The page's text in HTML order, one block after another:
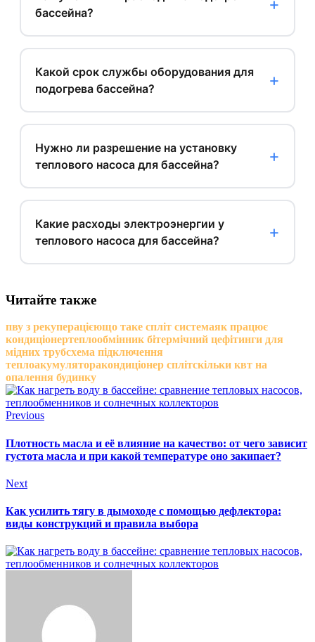
бассейна?
Какой срок службы оборудования для
подогрева бассейна?
Нужно ли разрешение на установку
теплового насоса для бассейна?
Какие расходы электроэнергии у
теплового насоса для бассейна?
Читайте также
пву з рекуперацієющо таке спліт системаяк працює
кондиціонертеплообмінник бітермічний цефітинги для
мідних трубсхема підключення
теплоакумуляторакондиціонер сплітскільки квт на
опалення будинку
Previous
Плотность масла и её влияние на качество: от чего зависит
густота масла и при какой температуре оно закипает?
Next
Как усилить тягу в дымоходе с помощью дефлектора:
виды конструкций и правила выбора